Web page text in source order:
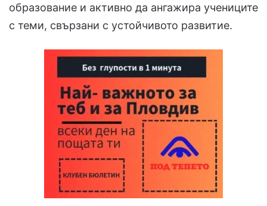
образование и активно да ангажира учениците
с теми, свързани с устойчивото развитие.